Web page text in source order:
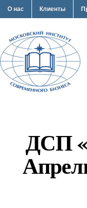
О нас Клиенты
ДСП